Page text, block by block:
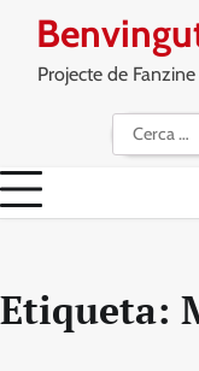
contentProjecte de
Cerca:
Etiqueta: